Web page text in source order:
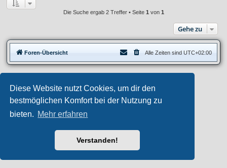
Diese Website nutzt Cookies, um dir den
bestmöglichen Komfort bei der Nutzung zu
bieten. Mehr erfahren
Verstanden!
Die Suche ergab 2 Treffer • Seite 1 von 1
Gehe zu
Foren-Übersicht Alle Zeiten sind UTC+02:00
Aero style developed for phpBB
Powered by
phpBB ® Forum Software © phpBB Limited
phpBB.de
Datenschutz